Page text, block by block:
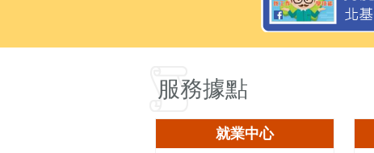
服務據點
就業中心